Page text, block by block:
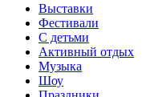
Выставки
Фестивали
С детьми
Активный отдых
Музыка
Шоу